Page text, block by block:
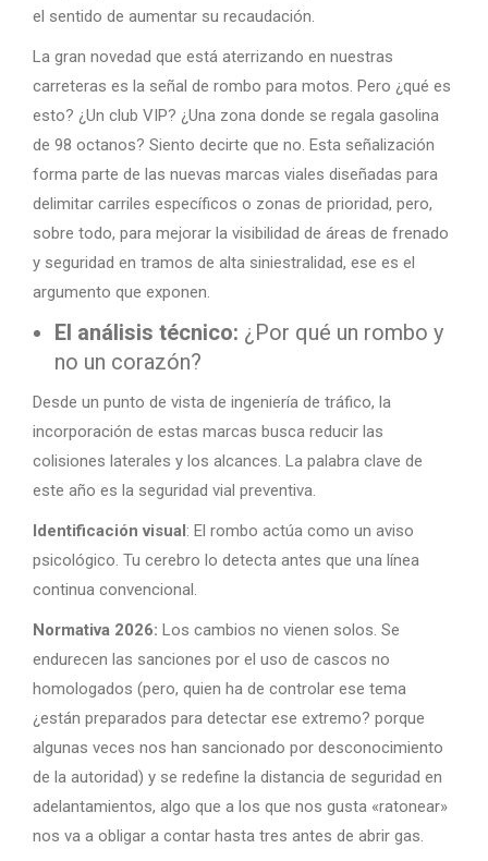
el sentido de aumentar su recaudación.
La gran novedad que está aterrizando en nuestras
carreteras es la señal de rombo para motos. Pero ¿qué es
esto? ¿Un club VIP? ¿Una zona donde se regala gasolina
de 98 octanos? Siento decirte que no. Esta señalización
forma parte de las nuevas marcas viales diseñadas para
delimitar carriles específicos o zonas de prioridad, pero,
sobre todo, para mejorar la visibilidad de áreas de frenado
y seguridad en tramos de alta siniestralidad, ese es el
argumento que exponen.
El análisis técnico: ¿Por qué un rombo y
no un corazón?
Desde un punto de vista de ingeniería de tráfico, la
incorporación de estas marcas busca reducir las
colisiones laterales y los alcances. La palabra clave de
este año es la seguridad vial preventiva.
Identificación visual: El rombo actúa como un aviso
psicológico. Tu cerebro lo detecta antes que una línea
continua convencional.
Normativa 2026: Los cambios no vienen solos. Se
endurecen las sanciones por el uso de cascos no
homologados (pero, quien ha de controlar ese tema
¿están preparados para detectar ese extremo? porque
algunas veces nos han sancionado por desconocimiento
de la autoridad) y se redefine la distancia de seguridad en
adelantamientos, algo que a los que nos gusta «ratonear»
nos va a obligar a contar hasta tres antes de abrir gas.